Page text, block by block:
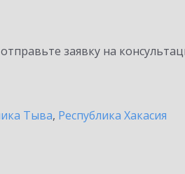
заявку на
Тыва, Республика Хакасия